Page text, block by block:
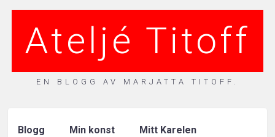
Ateljé Titoff
EN BLOGG AV MARJATTA TITOFF.
Blogg Min konst Mitt Karelen